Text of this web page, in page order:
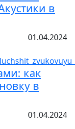
в
01.04.2024
как
в
01.04.2024